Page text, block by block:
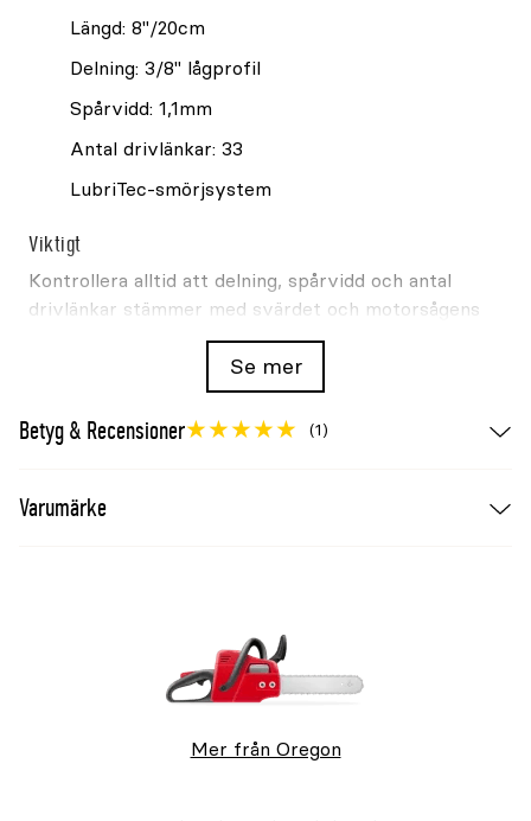
Längd: 8"/20cm
Delning: 3/8" lågprofil
Spårvidd: 1,1mm
Antal drivlänkar: 33
LubriTec-smörjsystem
Viktigt
Kontrollera alltid att delning, spårvidd och antal
drivlänkar stämmer med svärdet och motorsågens
Se mer
Betyg & Recensioner (1)
Varumärke
Mer från Oregon